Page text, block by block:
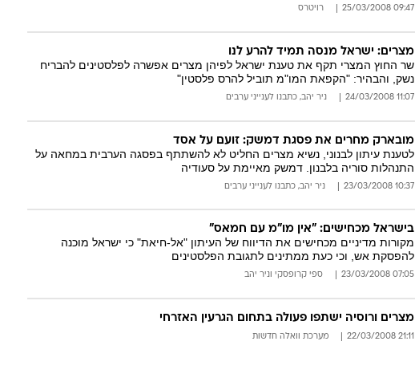
09:47 25/03/2008 רויטרס
מצרים: ישראל מנסה תמיד להרע לנו
שר החוץ המצרי תקף את טענת ישראל לפיהן מצרים אפשרה לפלסטינים להבריח
נשק, והבהיר: "הקפאת המו"מ תוביל להרס פלסטין"
11:07 24/03/2008 ניר יהב, כתבנו לענייני ערבים
מובארק מחרים את פסגת דמשק: זועם על אסד
לטענת עיתון לבנוני, נשיא מצרים החליט לא להשתתף בפסגה הערבית במחאה על
התנהלות סוריה בלבנון. דמשק מאיימת על סעודיה
10:37 23/03/2008 ניר יהב, כתבנו לענייני ערבים
בישראל מכחישים: "אין מו"מ עם חמאס"
מקורות מדיניים מכחישים את הדיווח של העיתון "אל-חיאת" כי ישראל מוכנה
להפסקת אש, וכי כעת ממתינים לתגובת הפלסטינים
07:05 23/03/2008 ספי קרופסקי וניר יהב
מצרים ורוסיה ישתפו פעולה בתחום הגרעין האזרחי
21:11 22/03/2008 מערכת וואלה חדשות